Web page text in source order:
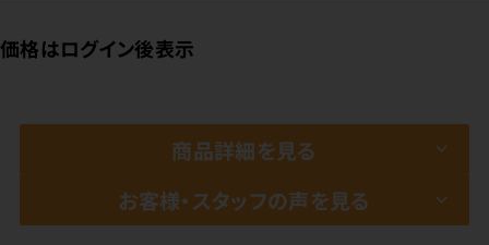
価格はログイン後表示
商品詳細を見る
お客様・スタッフの声を見る